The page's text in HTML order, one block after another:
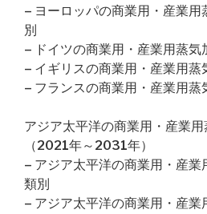
– ヨーロッパの商業用・産業用
別
– ドイツの商業用・産業用蒸気
– イギリスの商業用・産業用蒸
– フランスの商業用・産業用蒸
アジア太平洋の商業用・産業
（2021年～2031年）
– アジア太平洋の商業用・産
類別
– アジア太平洋の商業用・産業